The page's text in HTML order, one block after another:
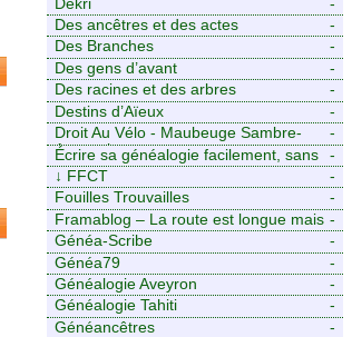
-
Dekri
-
Des ancêtres et des actes
-
Des Branches
-
Des gens d’avant
-
Des racines et des arbres
-
Destins d’Aïeux
-
Droit Au Vélo - Maubeuge Sambre-
Avesnois
-
Écrire sa généalogie facilement, sans
stress avec Généalordi
-
↓ FFCT
-
Fouilles Trouvailles
-
Framablog – La route est longue mais
la voie est libre…
-
Généa-Scribe
-
Généa79
-
Généalogie Aveyron
-
Généalogie Tahiti
-
Généancêtres